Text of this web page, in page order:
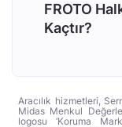
FROTO
Kaçtır?
Aracılık hizmetleri,
Midas Menkul
logosu ‘Koruma